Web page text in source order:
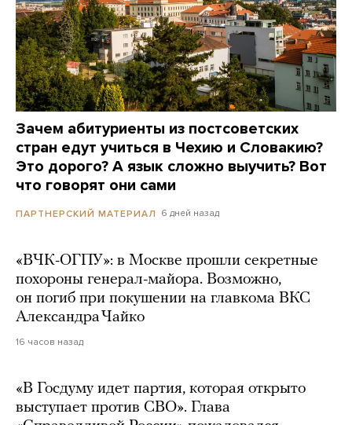
Зачем абитуриенты из постсоветских
стран едут учиться в Чехию и Словакию?
Это дорого? А язык сложно выучить? Вот
что говорят они сами
ПАРТНЕРСКИЙ МАТЕРИАЛ 6 дней назад
«ВЧК-ОГПУ»: в Москве прошли секретные
похороны генерал-майора. Возможно,
он погиб при покушении на главкома ВКС
Александра Чайко
16 часов назад
«В Госдуму идет партия, которая открыто
выступает против СВО». Глава